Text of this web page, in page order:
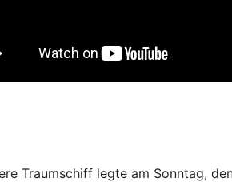
Traumschiff legte am Sonntag,